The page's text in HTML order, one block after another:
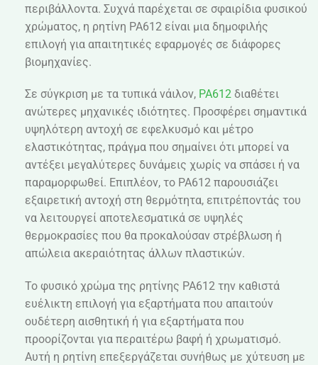
περιβάλλοντα. Συχνά παρέχεται σε σφαιρίδια φυσικού
χρώματος, η ρητίνη PA612 είναι μια δημοφιλής
επιλογή για απαιτητικές εφαρμογές σε διάφορες
βιομηχανίες.
Σε σύγκριση με τα τυπικά νάιλον, PA612 διαθέτει
ανώτερες μηχανικές ιδιότητες. Προσφέρει σημαντικά
υψηλότερη αντοχή σε εφελκυσμό και μέτρο
ελαστικότητας, πράγμα που σημαίνει ότι μπορεί να
αντέξει μεγαλύτερες δυνάμεις χωρίς να σπάσει ή να
παραμορφωθεί. Επιπλέον, το PA612 παρουσιάζει
εξαιρετική αντοχή στη θερμότητα, επιτρέποντάς του
να λειτουργεί αποτελεσματικά σε υψηλές
θερμοκρασίες που θα προκαλούσαν στρέβλωση ή
απώλεια ακεραιότητας άλλων πλαστικών.
Το φυσικό χρώμα της ρητίνης PA612 την καθιστά
ευέλικτη επιλογή για εξαρτήματα που απαιτούν
ουδέτερη αισθητική ή για εξαρτήματα που
προορίζονται για περαιτέρω βαφή ή χρωματισμό.
Αυτή η ρητίνη επεξεργάζεται συνήθως με χύτευση με